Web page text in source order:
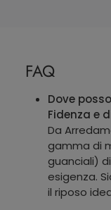
FAQ
Dove
Fidenza e
Da
gamma di
guanciali)
esigenza.
il riposo